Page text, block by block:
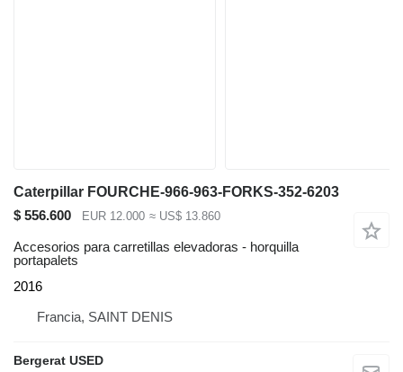
Caterpillar FOURCHE-966-963-FORKS-352-6203
$ 556.600
EUR 12.000 ≈ US$ 13.860
Accesorios para carretillas elevadoras - horquilla
portapalets
2016
Francia, SAINT DENIS
Bergerat USED